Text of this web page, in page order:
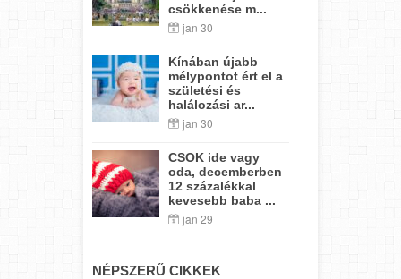
csökkenése m...
jan 30
Kínában újabb
mélypontot ért el a
születési és
halálozási ar...
jan 30
CSOK ide vagy
oda, decemberben
12 százalékkal
kevesebb baba ...
jan 29
NÉPSZERŰ CIKKEK